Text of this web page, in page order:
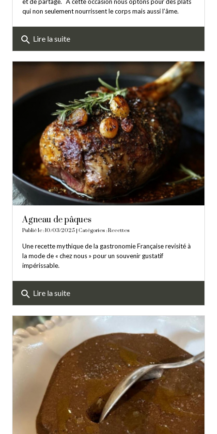
et de partage. A cette occasion nous optons pour des plats
qui non seulement nourrissent le corps mais aussi l’âme.
search Lire la suite
Agneau de pâques
Publié le : 10/03/2025 | Catégories :Recettes
Une recette mythique de la gastronomie Française revisité à
la mode de « chez nous » pour un souvenir gustatif
impérissable.
search Lire la suite